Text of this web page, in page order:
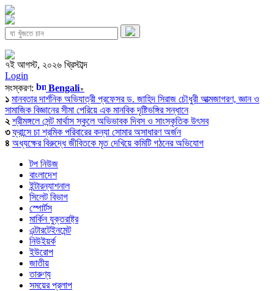
৭ই আগস্ট, ২০২৬ খ্রিস্টাব্দ
Login
সংস্করণ:
Bengali▼
১ মানবতার দার্শনিক অভিযাত্রী প্রফেসর ড. জাহিদ সিরাজ চৌধুরী আত্মজাগরণ, জ্ঞান ও
সামাজিক বিজ্ঞানের সীমা পেরিয়ে এক মানবিক দৃষ্টিভঙ্গির সন্ধানে
২ শ্রীমঙ্গলে সেন্ট মার্থাস স্কুলে অভিভাবক দিবস ও সাংস্কৃতিক উৎসব
৩ ফ্রান্সে চা শ্রমিক পরিবারের কন্যা সোমার অসাধারণ অর্জন
৪ অধ্যক্ষের বিরুদ্ধে জীবিতকে মৃত দেখিয়ে কমিটি গঠনের অভিযোগ
টপ নিউজ
বাংলাদেশ
ইন্টারন্যাশনাল
সিলেট বিভাগ
স্পোর্টস
মার্কিন যুক্তরাষ্ট্র
এন্টারটেইনমেন্ট
নিউইয়র্ক
ইউরোপ
জাতীয়
তারুণ্য
সময়ের প্রলাপ